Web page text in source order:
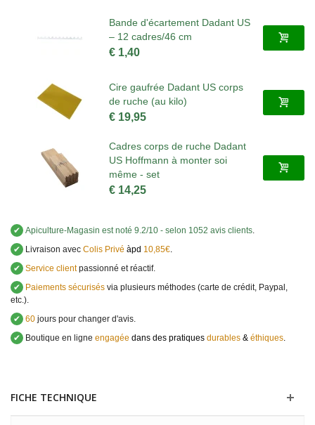
Bande d'écartement Dadant US
– 12 cadres/46 cm
€ 1,40
Cire gaufrée Dadant US corps
de ruche (au kilo)
€ 19,95
Cadres corps de ruche Dadant
US Hoffmann à monter soi
même - set
€ 14,25
✔ Apiculture-Magasin est noté 9.2/10 - selon 1052 avis clients
✔
Livraison avec Colis Privé àpd 10,85€
✔ Service clientpassionné et réactif.
✔
Paiements sécurisés via plusieurs méthodes (carte de crédit, Paypal,
etc.).
✔ 60 jours pour changer d'avis.
✔
Boutique en ligne engagée dans des pratiques durables & éthiques
FICHE TECHNIQUE